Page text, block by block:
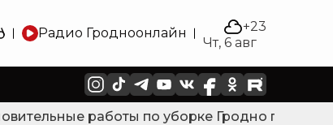
Радио Гродноонлайн
+23
Чт, 6 авг
работы по уборке Гродно